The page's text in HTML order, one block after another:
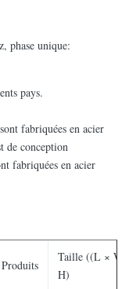
phase unique:
pays.
fabriquées en acier
de conception
fabriquées en acier
Produits
Taille ((L × W
H)